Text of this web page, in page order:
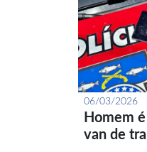
06/03/2026
Homem
van de